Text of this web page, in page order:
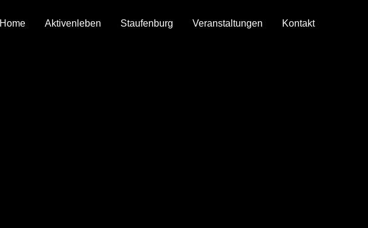
Home Aktivenleben Staufenburg Veranstaltungen Kontakt